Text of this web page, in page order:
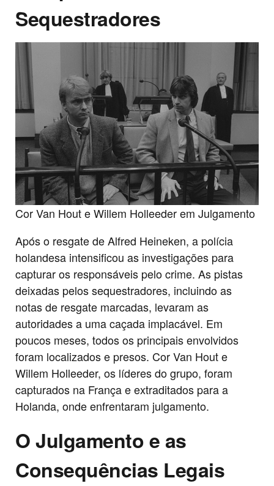
Sequestradores
Cor Van Hout e Willem Holleeder em Julgamento
Após o resgate de Alfred Heineken, a polícia
holandesa intensificou as investigações para
capturar os responsáveis pelo crime. As pistas
deixadas pelos sequestradores, incluindo as
notas de resgate marcadas, levaram as
autoridades a uma caçada implacável. Em
poucos meses, todos os principais envolvidos
foram localizados e presos. Cor Van Hout e
Willem Holleeder, os líderes do grupo, foram
capturados na França e extraditados para a
Holanda, onde enfrentaram julgamento.
O Julgamento e as
Consequências Legais